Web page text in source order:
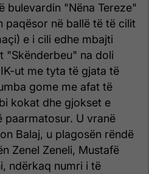
bulevardin "Nëna Tereze"
paqësor në ballë të të cilit
e i cili edhe mbajti
"Skënderbeu" na doli
ut me tyta të gjata të
gome me afat të
kokat dhe gjokset e
paarmatosur. U vranë
Balaj, u plagosën rëndë
Zenel Zeneli, Mustafë
ndërkaq numri i të